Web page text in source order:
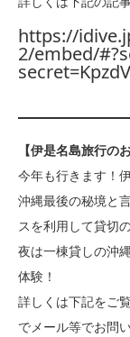
https://
2/embed/
【伊是名島旅行の
今年も行きます！
沖縄最後の秘境と
スを利用して貸切
夜は一棟貸しの沖
体験！
詳しくは下記をご
でメール等でお問